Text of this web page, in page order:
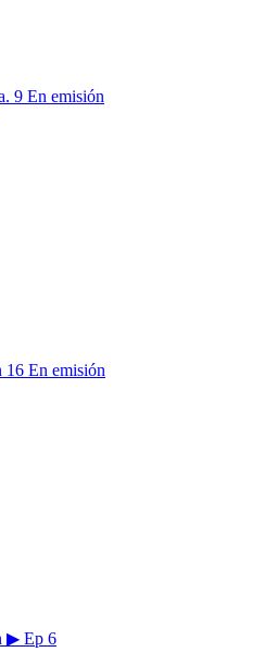
9 En emisión
16 En emisión
▶ Ep 6